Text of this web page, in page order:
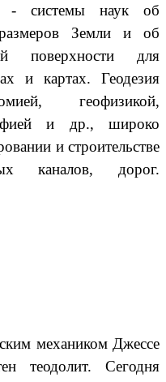
- системы наук об
Земли и об
поверхности для
и картах. Геодезия
геофизикой,
и др., широко
и строительстве
каналов, дорог.
Джессе
теодолит. Сегодня